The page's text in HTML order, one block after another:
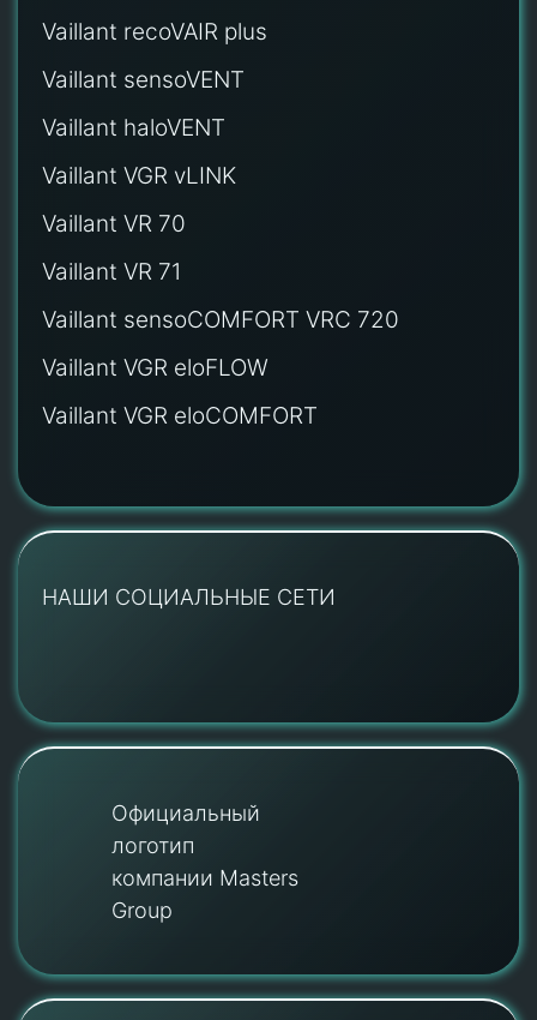
Vaillant recoVAIR plus
Vaillant sensoVENT
Vaillant haloVENT
Vaillant VGR vLINK
Vaillant VR 70
Vaillant VR 71
Vaillant sensoCOMFORT VRC 720
Vaillant VGR eloFLOW
Vaillant VGR eloCOMFORT
НАШИ СОЦИАЛЬНЫЕ СЕТИ
Официальный
логотип
компании Masters
Group